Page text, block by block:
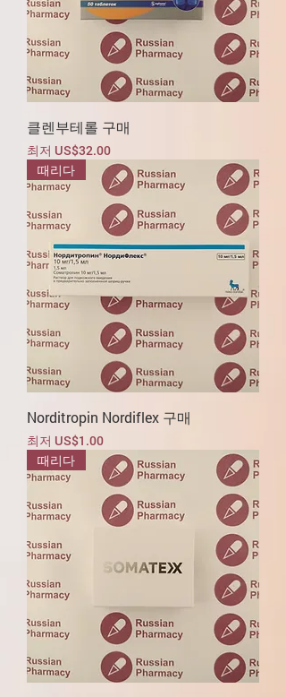
클렌부테롤 구매
최저 US$32.00
할인가
때리다
Norditropin Nordiflex 구매
최저 US$1.00
할인가
때리다